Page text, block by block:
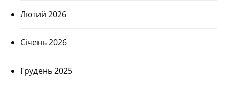
Лютий 2026
Січень 2026
Грудень 2025